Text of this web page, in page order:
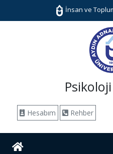
İnsan ve
Hesabım Rehber